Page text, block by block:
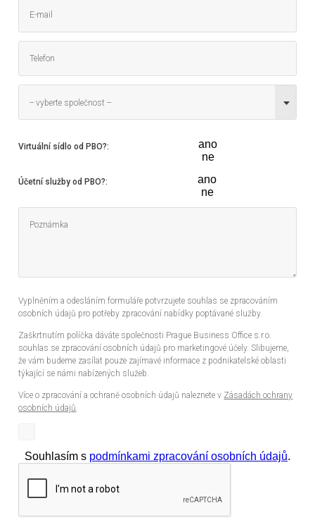
-- vyberte společnost --
Virtuální sídlo od PBO?:
ano
ne
Účetní služby od PBO?:
ano
ne
Vyplněním a odesláním formuláře potvrzujete souhlas se zpracováním
osobních údajů pro potřeby zpracování nabídky poptávané služby.
Zaškrtnutím políčka dáváte společnosti Prague Business Office s.r.o.
souhlas se zpracování osobních údajů pro marketingové účely. Slibujeme,
že vám budeme zasílat pouze zajímavé informace z podnikatelské oblasti
týkající se námi nabízených služeb.
Více o zpracování a ochraně osobních údajů naleznete v Zásadách ochrany
osobních údajů.
Souhlasím s podmínkami zpracování osobních údajů.